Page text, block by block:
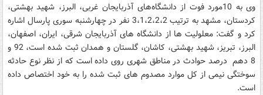
وی به 10مورد فوت از دانشگاه‌های آذربایجان غربی، البرز، شهید بهشتی،
کردستان، مشهد به ترتیب 3،1،2،2،2 نفر در چهارشنبه سوری پارسال اشاره
کرد و گفت: معلولیت ها از دانشگاه های آذربایجان شرقی، ایران، اصفهان،
البرز، تبریز، شهید بهشتی، کاشان، گلستان و همدان ثبت شده است، 92 و
8 دهم درصد حوادث در مناطق شهری روی داده است که از نظر نوع حادثه
سوختگی نیمی از کل موارد مصدوم های ثبت شده را به خود اختصاص داده
است.